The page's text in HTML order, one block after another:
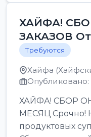
ХАЙФА!
ЗАКАЗОВ
Требуются
Хайфа
Опубликовано:
ХАЙФА! СБОР
МЕСЯЦ Срочно!
продуктовых